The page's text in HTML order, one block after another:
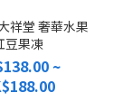
祥堂 奢華水果
豆果凍
~